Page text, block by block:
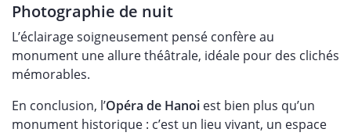
Photographie de nuit
L’éclairage soigneusement pensé confère au
monument une allure théâtrale, idéale pour des clichés
mémorables.
En conclusion, l’Opéra de Hanoi est bien plus qu’un
monument historique : c’est un lieu vivant, un espace